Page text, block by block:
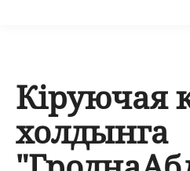
Кіруючая
холдынга